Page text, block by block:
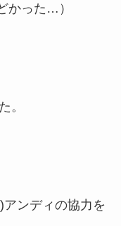
かった…）
。
ンディの協力を